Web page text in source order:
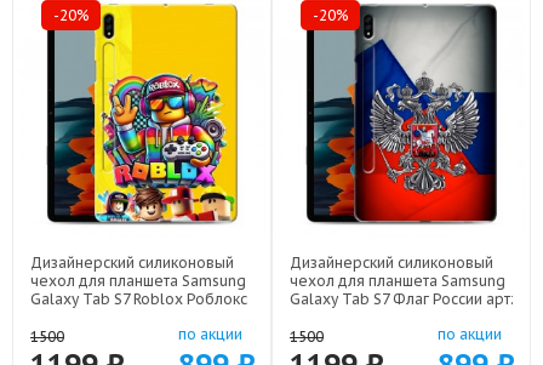
-20%
Дизайнерский силиконовый
чехол для планшета Samsung
Galaxy Tab S7 Roblox Роблокс
1500
по акции
-20%
Дизайнерский силиконовый
чехол для планшета Samsung
Galaxy Tab S7 Флаг России арт:
1500
по акции